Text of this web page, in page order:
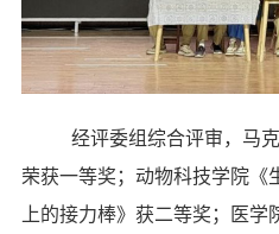
经评委组综合评审，马
荣获一等奖；动物科技学院《
上的接力棒》获二等奖；医